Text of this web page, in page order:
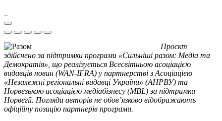
Проєкт
здійснено за підтримки програми «Сильніші разом: Медіа та
Демократія», що реалізується Всесвітньою асоціацією
видавців новин (WAN-IFRA) у партнерстві з Асоціацією
«Незалежні регіональні видавці України» (АНРВУ) та
Норвезькою асоціацією медіабізнесу (MBL) за підтримки
Норвегії. Погляди авторів не обов’язково відображають
офіційну позицію партнерів програми.